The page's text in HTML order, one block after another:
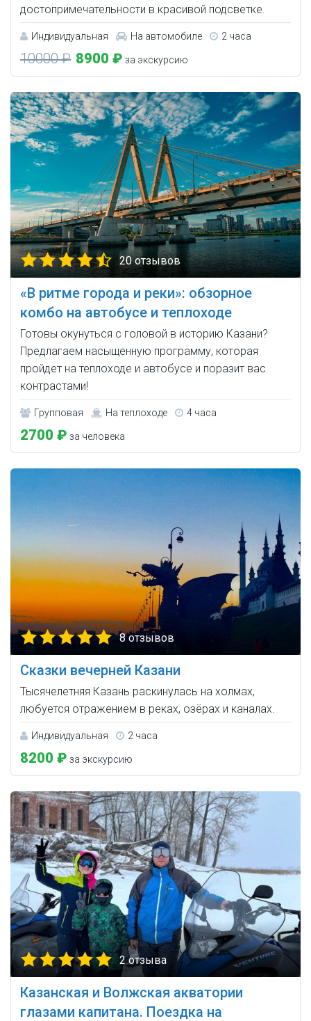
достопримечательности в красивой подсветке.
Индивидуальная На автомобиле 2 часа
10000 ₽ 8900 ₽ за экскурсию
20 отзывов
«В ритме города и реки»: обзорное
комбо на автобусе и теплоходе
Готовы окунуться с головой в историю Казани?
Предлагаем насыщенную программу, которая
пройдет на теплоходе и автобусе и поразит вас
контрастами!
Групповая На теплоходе 4 часа
2700 ₽ за человека
8 отзывов
Сказки вечерней Казани
Тысячелетняя Казань раскинулась на холмах,
любуется отражением в реках, озёрах и каналах.
Индивидуальная 2 часа
8200 ₽ за экскурсию
2 отзыва
Казанская и Волжская акватории
глазами капитана. Поездка на